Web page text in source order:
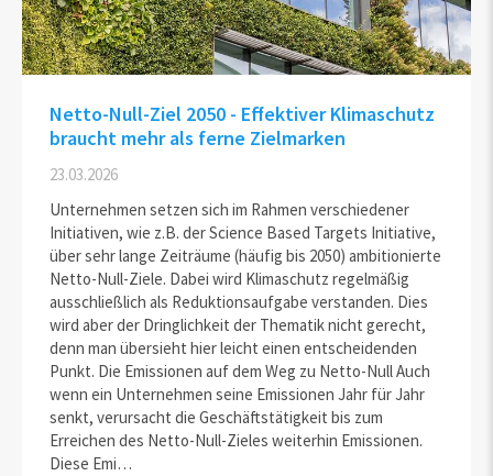
Netto-Null-Ziel 2050 - Effektiver Klimaschutz
braucht mehr als ferne Zielmarken
23.03.2026
Unternehmen setzen sich im Rahmen verschiedener
Initiativen, wie z.B. der Science Based Targets Initiative,
über sehr lange Zeiträume (häufig bis 2050) ambitionierte
Netto-Null-Ziele. Dabei wird Klimaschutz regelmäßig
ausschließlich als Reduktionsaufgabe verstanden. Dies
wird aber der Dringlichkeit der Thematik nicht gerecht,
denn man übersieht hier leicht einen entscheidenden
Punkt. Die Emissionen auf dem Weg zu Netto-Null Auch
wenn ein Unternehmen seine Emissionen Jahr für Jahr
senkt, verursacht die Geschäftstätigkeit bis zum
Erreichen des Netto-Null-Zieles weiterhin Emissionen.
Diese Emi…